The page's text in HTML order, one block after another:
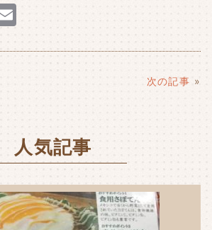
m
ai
次の記事 »
人気記事